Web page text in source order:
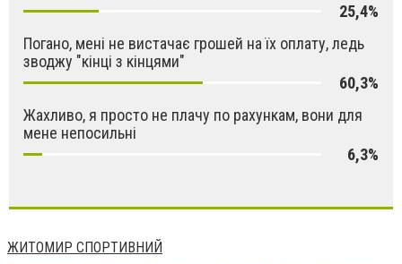
25,4%
Погано, мені не вистачає грошей на їх оплату, ледь
зводжу "кінці з кінцями"
60,3%
Жахливо, я просто не плачу по рахункам, вони для
мене непосильні
6,3%
ЖИТОМИР СПОРТИВНИЙ